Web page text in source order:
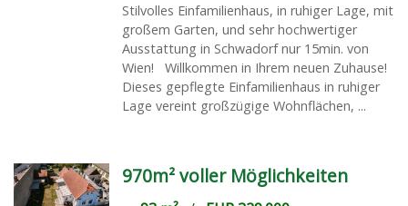
Stilvolles Einfamilienhaus, in ruhiger Lage, mit
großem Garten, und sehr hochwertiger
Ausstattung in Schwadorf nur 15min. von
Wien! Willkommen in Ihrem neuen Zuhause!
Dieses gepflegte Einfamilienhaus in ruhiger
Lage vereint großzügige Wohnflächen, ...
970m² voller Möglichkeiten